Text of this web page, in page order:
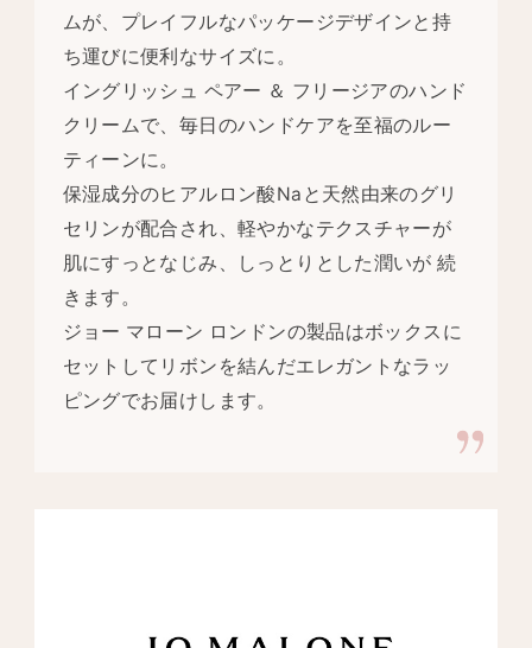
ムが、プレイフルなパッケージデザインと持
ち運びに便利なサイズに。
イングリッシュ ペアー ＆ フリージアのハンド
クリームで、毎日のハンドケアを至福のルー
ティーンに。
保湿成分のヒアルロン酸Naと天然由来のグリ
セリンが配合され、軽やかなテクスチャーが
肌にすっとなじみ、しっとりとした潤いが 続
きます。
ジョー マローン ロンドンの製品はボックスに
セットしてリボンを結んだエレガントなラッ
ピングでお届けします。